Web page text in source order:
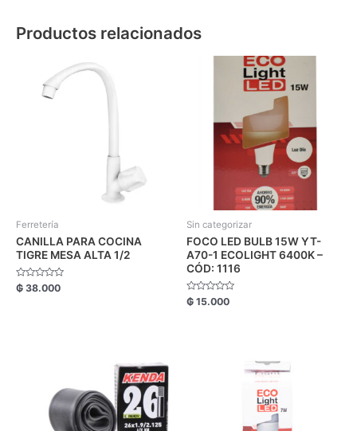
Productos relacionados
Ferretería
CANILLA PARA COCINA
TIGRE MESA ALTA 1/2
Valorado
con
₲ 38.000
Sin categorizar
FOCO LED BULB 15W YT-
A70-1 ECOLIGHT 6400K –
CÓD: 1116
Valorado
con
₲ 15.000